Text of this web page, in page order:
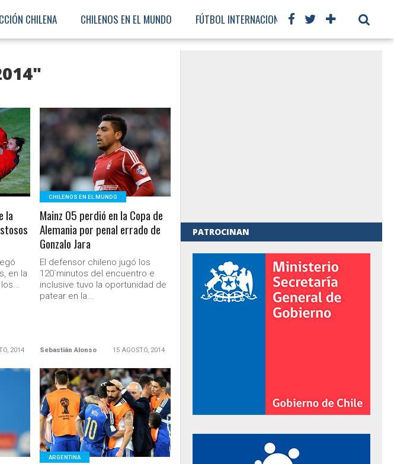
CHILENA CHILENOS EN EL MUNDO FÚTBOL INTERNACIONAL
la
en la
2014
LEER MÁS
CHILENOS EN EL MUNDO
Mainz 05 perdió en la Copa de
Alemania por penal errado de
Gonzalo Jara
El defensor chileno jugó los
120`minutos del encuentro e
inclusive tuvo la oportunidad de
patear en la...
Sebastián Alonso 15 AGOSTO, 2014
LEER MÁS
ARGENTINA
PATROCINAN
Ministerio Secretaría General de Gobierno
Ministerio Secretaría General de Gobierno